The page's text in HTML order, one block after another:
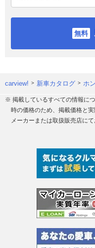
carview! 新車カタログ ホ
※ 掲載しているすべての情報に
時の価格のため、掲載価格と
メーカーまたは取扱販売店にて